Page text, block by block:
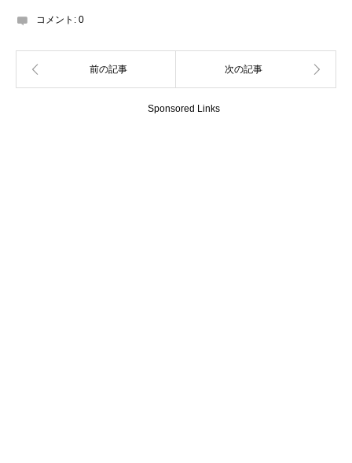
コメント: 0
Sponsored Links